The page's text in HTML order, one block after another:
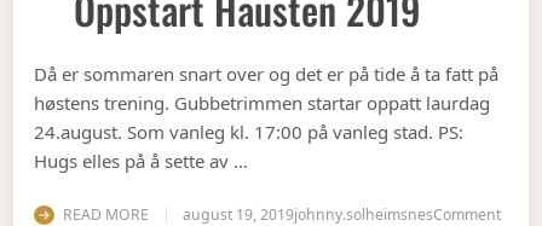
Då er sommaren snart over og det er på tide å ta fatt på
høstens trening. Gubbetrimmen startar oppatt laurdag
24.august. Som vanleg kl. 17:00 på vanleg stad. PS:
Hugs elles på å sette av …
READ MORE august 19, 2019johnny.solheimsnesCommenton